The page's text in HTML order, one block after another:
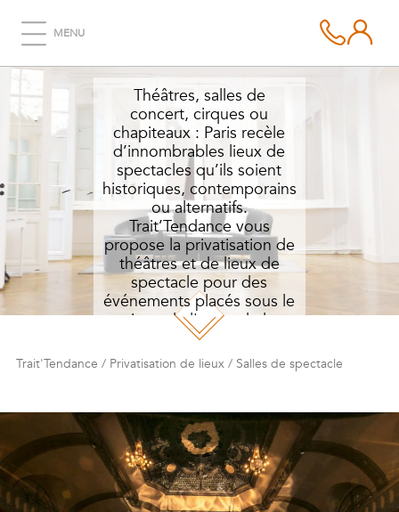
MENU
SALLES DE SPECTACLE
Théâtres, salles de
concert, cirques ou
chapiteaux : Paris recèle
d’innombrables lieux de
spectacles qu’ils soient
historiques, contemporains
ou alternatifs.
Trait’Tendance vous
propose la privatisation de
théâtres et de lieux de
spectacle pour des
événements placés sous le
signe de l'art et de la
créativité.
Trait'Tendance / Privatisation de lieux / Salles de spectacle